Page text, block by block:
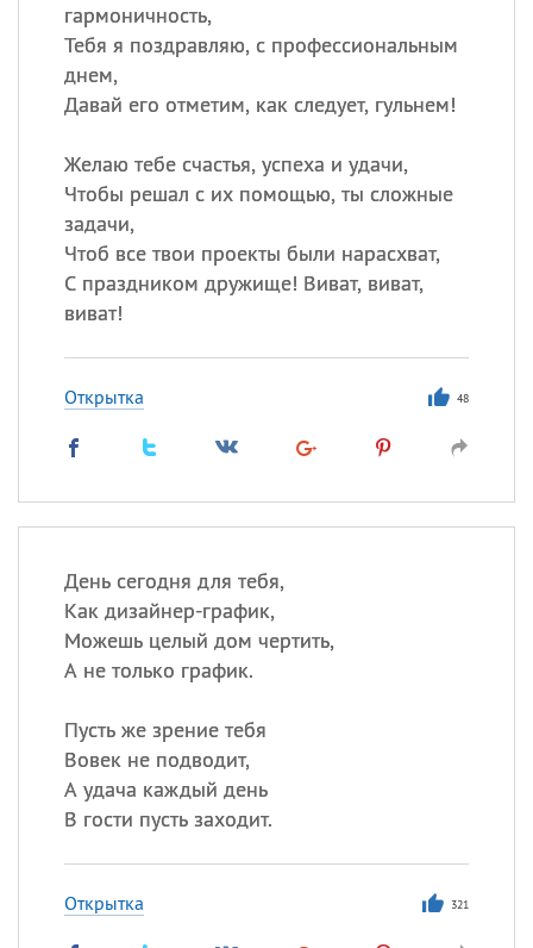
гармоничность,
Тебя я поздравляю, с профессиональным
днем,
Давай его отметим, как следует, гульнем!
Желаю тебе счастья, успеха и удачи,
Чтобы решал с их помощью, ты сложные
задачи,
Чтоб все твои проекты были нарасхват,
С праздником дружище! Виват, виват,
виват!
Открытка 48
День сегодня для тебя,
Как дизайнер-график,
Можешь целый дом чертить,
А не только график.
Пусть же зрение тебя
Вовек не подводит,
А удача каждый день
В гости пусть заходит.
Открытка 321